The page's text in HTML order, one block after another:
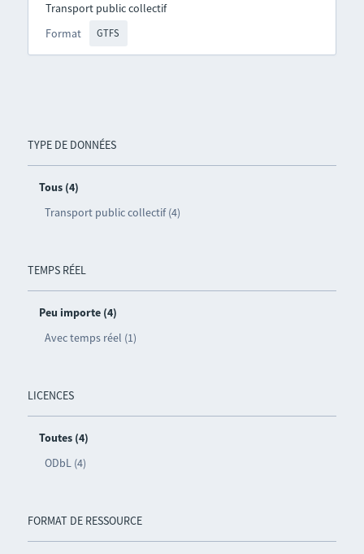
TYPE DE DONNÉES
Tous (4)
Transport public collectif (4)
TEMPS RÉEL
Peu importe (4)
Avec temps réel (1)
LICENCES
Toutes (4)
ODbL (4)
FORMAT DE RESSOURCE
Format GTFS
Transport public collectif